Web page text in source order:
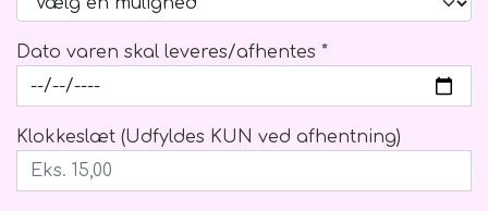
Dato varen skal leveres/afhentes *
Klokkeslæt (Udfyldes KUN ved afhentning)